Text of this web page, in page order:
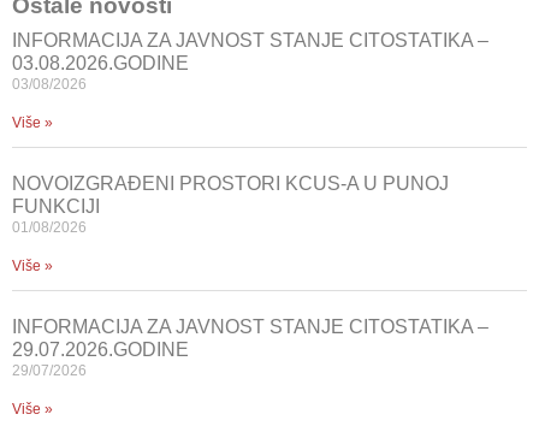
Ostale novosti
INFORMACIJA ZA JAVNOST STANJE CITOSTATIKA –
03.08.2026.GODINE
03/08/2026
Više »
NOVOIZGRAĐENI PROSTORI KCUS-A U PUNOJ
FUNKCIJI
01/08/2026
Više »
INFORMACIJA ZA JAVNOST STANJE CITOSTATIKA –
29.07.2026.GODINE
29/07/2026
Više »